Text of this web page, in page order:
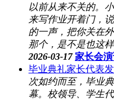
以前从来不关的。
来写作业开着门，
的一声，把你关在
那个，是不是也这
2026-03-17 家长会
毕业典礼家长代表
次如约而至，毕业
幕。校领导、学生